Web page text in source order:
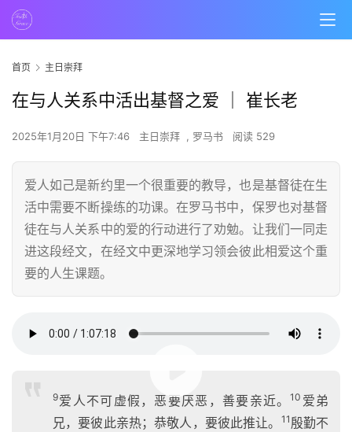
首页 主日崇拜
在与人关系中活出基督之爱 ｜ 崔长老
2025年1月20日 下午7:46 主日崇拜 , 罗马书 阅读 529
爱人如己是新约里一个很重要的教导，也是基督徒在生
活中需要不断操练的功课。在罗马书中，保罗也对基督
徒在与人关系中的爱的行动进行了劝勉。让我们一同走
进这段经文，在经文中更深地学习领会彼此相爱这个重
要的人生课题。
9爱人不可虚假，恶要厌恶，善要亲近。10 爱弟
兄，要彼此亲热；恭敬人，要彼此推让。
11 殷勤不